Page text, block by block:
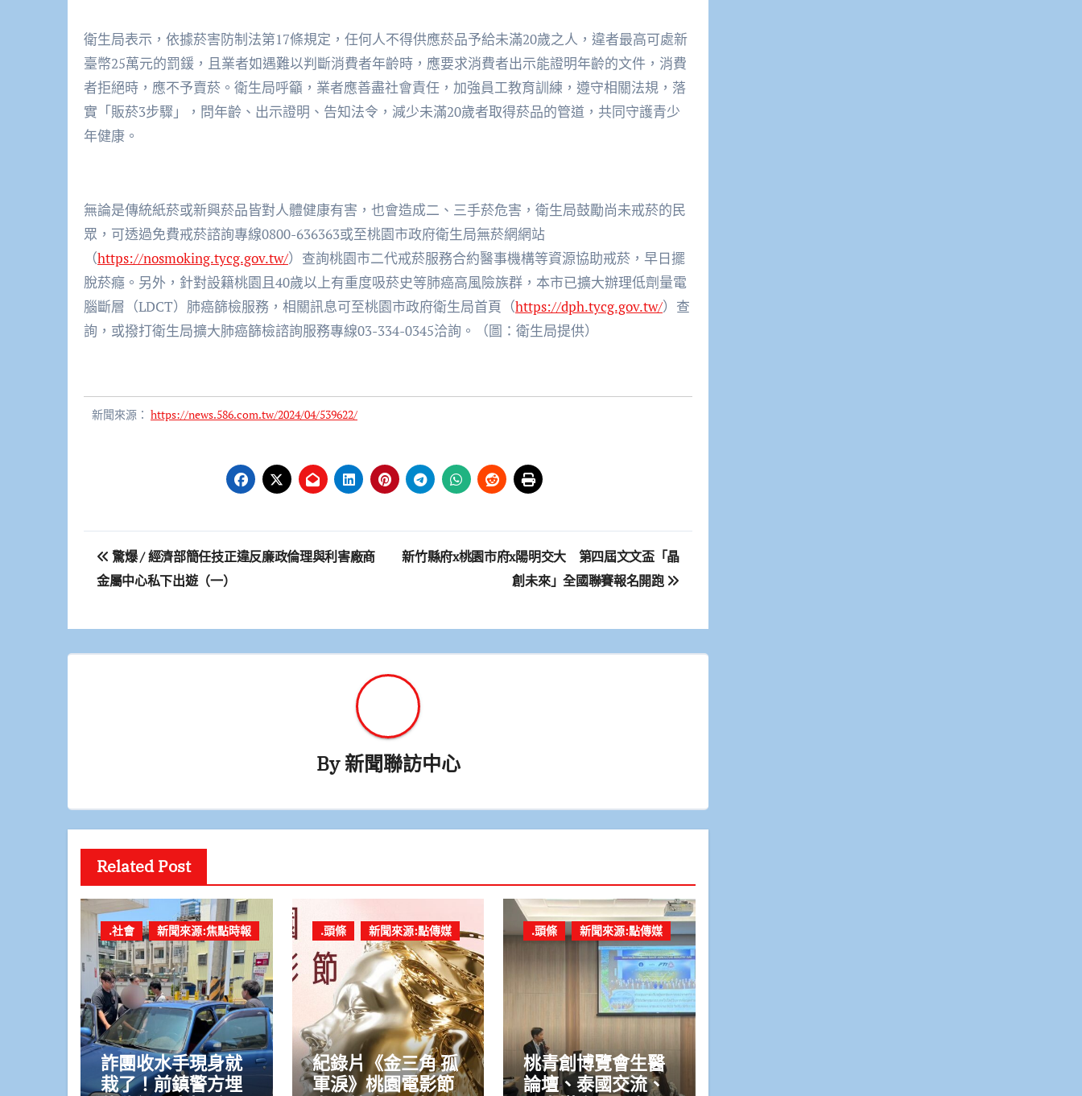
衛生局表示，依據菸害防制法第17條規定，任何人不得供應菸品予給未滿20歲之人，違者最高可處新
臺幣25萬元的罰鍰，且業者如遇難以判斷消費者年齡時，應要求消費者出示能證明年齡的文件，消費
者拒絕時，應不予賣菸。衛生局呼籲，業者應善盡社會責任，加強員工教育訓練，遵守相關法規，落
實「販菸3步驟」，問年齡、出示證明、告知法令，減少未滿20歲者取得菸品的管道，共同守護青少
年健康。
無論是傳統紙菸或新興菸品皆對人體健康有害，也會造成二、三手菸危害，衛生局鼓勵尚未戒菸的民
眾，可透過免費戒菸諮詢專線0800-636363或至桃園市政府衛生局無菸網網站
（https://nosmoking.tycg.gov.tw/）查詢桃園市二代戒菸服務合約醫事機構等資源協助戒菸，早日擺
脫菸癮。另外，針對設籍桃園且40歲以上有重度吸菸史等肺癌高風險族群，本市已擴大辦理低劑量電
腦斷層（LDCT）肺癌篩檢服務，相關訊息可至桃園市政府衛生局首頁（https://dph.tycg.gov.tw/）查
詢，或撥打衛生局擴大肺癌篩檢諮詢服務專線03-334-0345洽詢。（圖：衛生局提供）
新聞來源： https://news.586.com.tw/2024/04/539622/
文
章
覽
驚爆 / 經濟部簡任技正違反廉政倫理與利害廠商
金屬中心私下出遊（一）
新竹縣府x桃園市府x陽明交大 第四屆文文盃「晶
創未來」全國聯賽報名開跑
By新聞聯訪中心
Related Post
.社會 新聞來源:焦點時報
詐團收水手現身就
栽了！前鎮警方埋
.頭條 新聞來源:點傳媒
紀錄片《金三角 孤
軍淚》桃園電影節
.頭條 新聞來源:點傳媒
桃青創博覽會生醫
論壇、泰國交流、